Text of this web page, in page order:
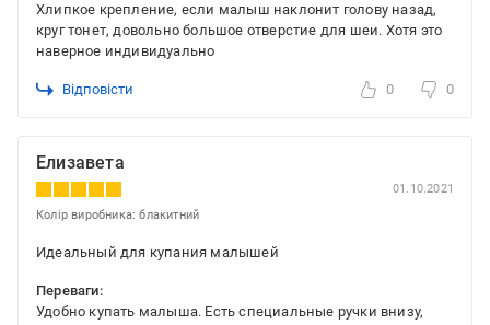
Хлипкое крепление, если малыш наклонит голову назад,
круг тонет, довольно большое отверстие для шеи. Хотя это
наверное индивидуально
Відповісти 0 0
Елизавета
01.10.2021
Колір виробника: блакитний
Идеальный для купания малышей
Переваги:
Удобно купать малыша. Есть специальные ручки внизу,